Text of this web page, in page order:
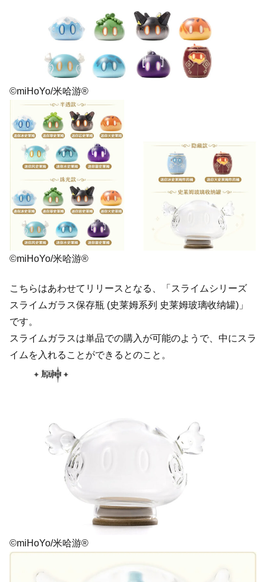
©miHoYo/米哈游®
©miHoYo/米哈游®
こちらはあわせてリリースとなる、「スライムシリーズ
スライムガラス保存瓶 (史莱姆系列 史莱姆玻璃收纳罐)」
です。
スライムガラスは単品での購入が可能のようで、中にスラ
イムを入れることができるとのこと。
©miHoYo/米哈游®